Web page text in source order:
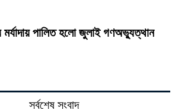
পালিত হলো জুলাই গণঅভ্যুত্থান
সর্বশেষ সংবাদ